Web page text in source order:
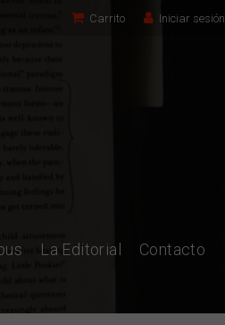
Carrito Iniciar sesión
La Editorial Contacto